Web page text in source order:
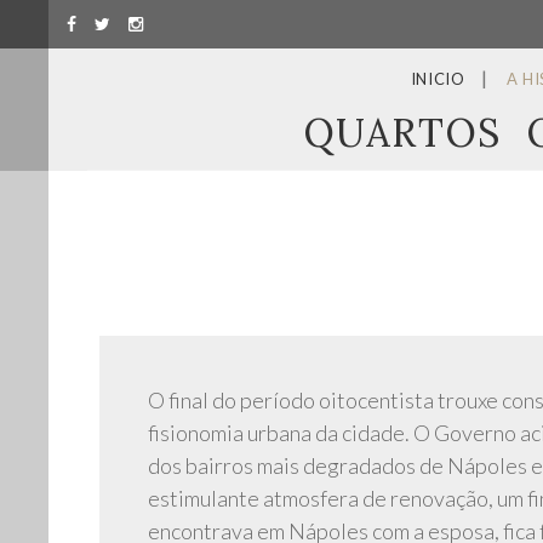
INICIO A
QUARTOS
O final do período oitocentista trouxe
fisionomia urbana da cidade. O Governo
dos bairros mais degradados de Nápoles
estimulante atmosfera de renovação, um
encontrava em Nápoles com a esposa,